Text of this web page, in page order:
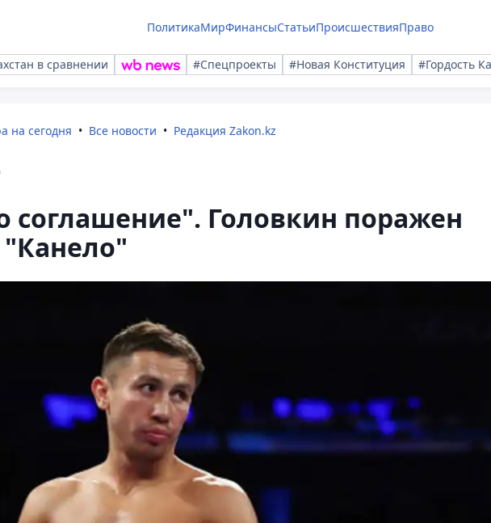
ПолитикаМирФинансыСтатьиПроисшествияПраво
в сравнении #Спецпроекты #Новая Конституция #Гордость
на сегодня Все новости Редакция Zakon.kz
соглашение". Головкин поражен